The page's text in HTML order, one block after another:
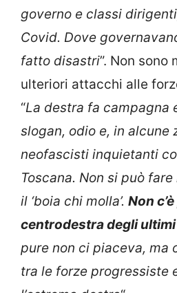
governo e classi
Covid. Dove
fatto disastri”. Non
ulteriori attacchi alle
“La destra fa campagna
slogan, odio e, in alcune
neofascisti inquietanti
Toscana. Non si può
il ‘boia chi molla’. Non
centrodestra degli
pure non ci piaceva, ma
tra le forze progressiste